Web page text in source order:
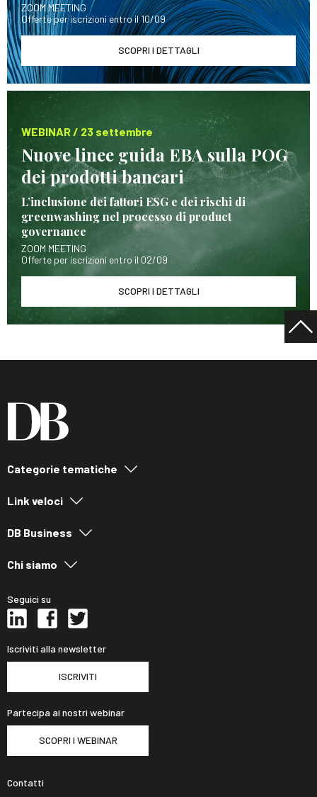
ZOOM MEETING
Offerte per iscrizioni entro il 10/09
SCOPRI I DETTAGLI
WEBINAR / 23 settembre
Nuove linee guida EBA sulla POG
dei prodotti bancari
L’inclusione dei fattori ESG e dei rischi di
greenwashing nel processo di product
governance
ZOOM MEETING
Offerte per iscrizioni entro il 02/09
SCOPRI I DETTAGLI
Categorie tematiche
Link veloci
DB Business
Chi siamo
Seguici su
Iscriviti alla newsletter
ISCRIVITI
Partecipa ai nostri webinar
SCOPRI I WEBINAR
Contatti